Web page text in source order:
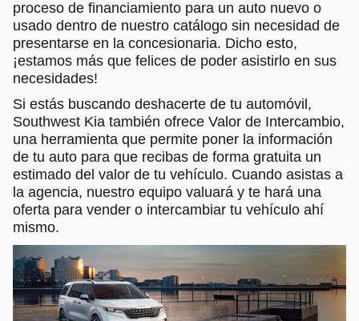
proceso de financiamiento para un auto nuevo o
usado dentro de nuestro catálogo sin necesidad de
presentarse en la concesionaria. Dicho esto,
¡estamos más que felices de poder asistirlo en sus
necesidades!
Si estás buscando deshacerte de tu automóvil,
Southwest Kia también ofrece Valor de Intercambio,
una herramienta que permite poner la información
de tu auto para que recibas de forma gratuita un
estimado del valor de tu vehículo. Cuando asistas a
la agencia, nuestro equipo valuará y te hará una
oferta para vender o intercambiar tu vehículo ahí
mismo.